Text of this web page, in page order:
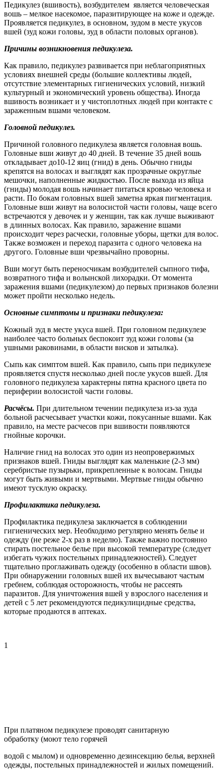
Педикулез (вшивость), возбудителем является человеческая
вошь – мелкое насекомое, паразитирующее на коже и одежде.
Проявляется педикулез, в основном, зудом в месте укусов
вшей (зуд кожи головы, зуд в области половых органов).
Причины возникновения педикулеза.
Как правило, педикулез развивается при неблагоприятных
условиях внешней среды (большие коллективы людей,
отсутствие элементарных гигиенических условий, низкий
культурный и экономический уровень общества). Иногда
вшивость возникает и у чистоплотных людей при контакте с
зараженным вшами человеком.
Головной педикулез.
Причиной головного педикулеза является головная вошь.
Головные вши живут до 40 дней. В течение 35 дней вошь
откладывает до10-12 яиц (гнид) в день. Обычно гниды
крепятся на волосах и выглядят как прозрачные округлые
мешочки, наполненные жидкостью. После выхода из яйца
(гниды) молодая вошь начинает питаться кровью человека и
расти. По бокам головных вшей заметна яркая пигментация.
Головные вши живут на волосистой части головы, чаще всего
встречаются у девочек и у женщин, так как лучше выживают
в длинных волосах. Как правило, заражение вшами
происходит через расчески, головные уборы, щетки для волос.
Также возможен и переход паразита с одного человека на
другого. Головные вши чрезвычайно проворны.
Вши могут быть переносчикам возбудителей сыпного тифа,
возвратного тифа и волынской лихорадки. От момента
заражения вшами (педикулезом) до первых признаков болезни
может пройти несколько недель.
Основные симптомы и признаки педикулеза:
Кожный зуд в месте укуса вшей. При головном педикулезе
наиболее часто больных беспокоит зуд кожи головы (за
ушными раковинами, в области висков и затылка).
Сыпь как симптом вшей. Как правило, сыпь при педикулезе
проявляется спустя несколько дней после укусов вшей. Для
головного педикулеза характерны пятна красного цвета по
периферии волосистой части головы.
Расчёсы. При длительном течении педикулеза из-за зуда
больной расчесывает участки кожи, покусанные вшами. Как
правило, на месте расчесов при вшивости появляются
гнойные корочки.
Наличие гнид на волосах это один из неопровержимых
признаков вшей. Гниды выглядят как маленькие (2-3 мм)
серебристые пузырьки, прикрепленные к волосам. Гниды
могут быть живыми и мертвыми. Мертвые гниды обычно
имеют тусклую окраску.
Профилактика педикулеза.
Профилактика педикулеза заключается в соблюдении
гигиенических мер. Необходимо регулярно менять белье и
одежду (не реже 2-х раз в неделю). Также важно постоянно
стирать постельное белье при высокой температуре (следует
избегать чужих постельных принадлежностей). Следует
тщательно проглаживать одежду (особенно в области швов).
При обнаружении головных вшей их вычесывают частым
гребнем, соблюдая осторожность, чтобы не рассеять
паразитов. Для уничтожения вшей у взрослого населения и
детей с 5 лет рекомендуются педикулицидные средства,
которые продаются в аптеках.
1
При платяном педикулезе проводят санитарную
обработку (моют тело горячей
водой с мылом) и одновременно дезинсекцию белья, верхней
одежды, постельных принадлежностей и жилых помещений.